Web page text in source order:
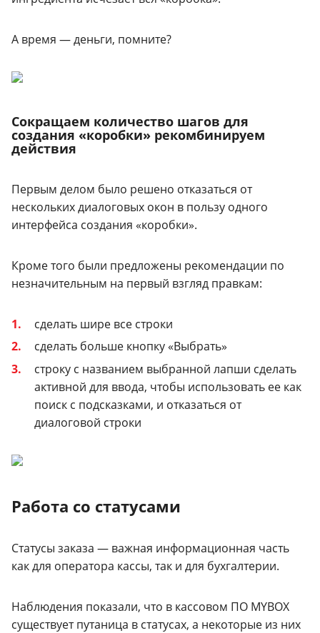
А время — деньги, помните?
Сокращаем количество шагов для
создания «коробки» рекомбинируем
действия
Первым делом было решено отказаться от
нескольких диалоговых окон в пользу одного
интерфейса создания «коробки».
Кроме того были предложены рекомендации по
незначительным на первый взгляд правкам:
сделать шире все строки
сделать больше кнопку «Выбрать»
строку с названием выбранной лапши сделать
активной для ввода, чтобы использовать ее как
поиск с подсказками, и отказаться от
диалоговой строки
Работа со статусами
Статусы заказа — важная информационная часть
как для оператора кассы, так и для бухгалтерии.
Наблюдения показали, что в кассовом ПО MYBOX
существует путаница в статусах, а некоторые из них